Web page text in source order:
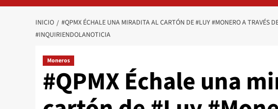
INICIO
#QPMX ÉCHALE UNA MIRADITA AL CARTÓN DE #LUY #MONERO A TRAVÉS
#INQUIRIENDOLANOTICIA
Moneros
#QPMX Échale una